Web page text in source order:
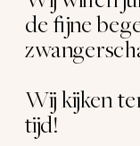
de fijne
Wij kijken
tijd!